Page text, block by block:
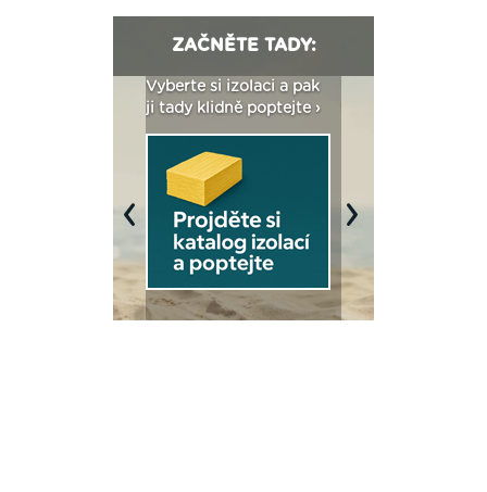
ZAČNĚTE TADY:
Vyberte si izolaci a pak
ji tady klidně poptejte ›
Previous Next